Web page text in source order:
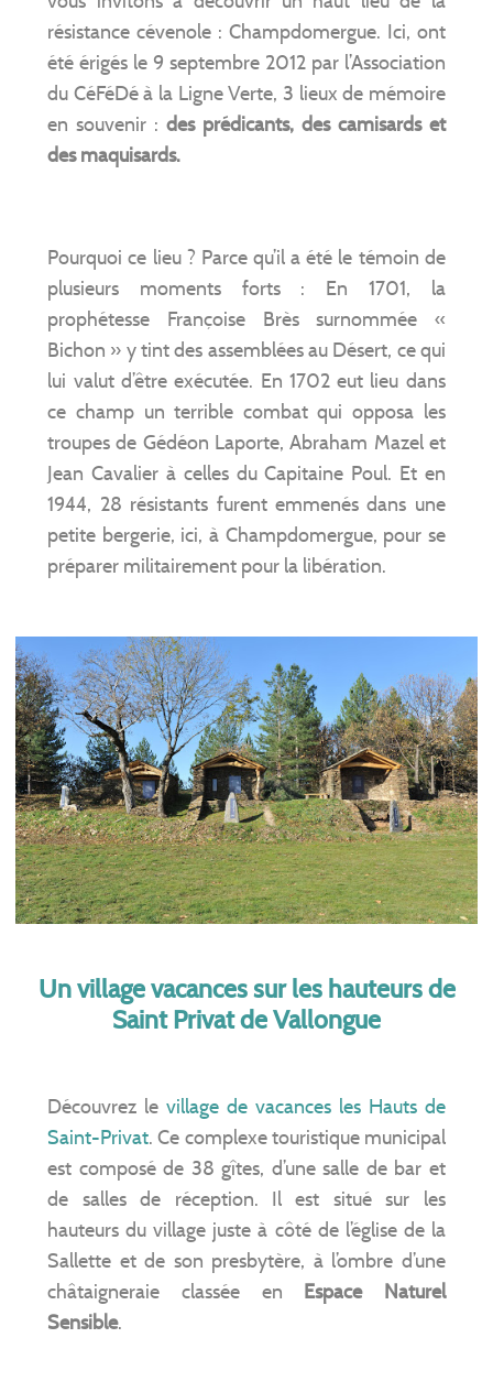
résistance cévenole : Champdomergue. Ici, ont
été érigés le 9 septembre 2012 par l’Association
du CéFéDé à la Ligne Verte, 3 lieux de mémoire
en souvenir :des prédicants, des camisards et
des maquisards.
Pourquoi ce lieu ? Parce qu’il a été le témoin de
plusieurs moments forts : En 1701, la
prophétesse Françoise Brès surnommée «
Bichon » y tint des assemblées au Désert, ce qui
lui valut d’être exécutée. En 1702 eut lieu dans
ce champ un terrible combat qui opposa les
troupes de Gédéon Laporte, Abraham Mazel et
Jean Cavalier à celles du Capitaine Poul. Et en
1944, 28 résistants furent emmenés dans une
petite bergerie, ici, à Champdomergue, pour se
préparer militairement pour la libération.
Un village vacances sur les hauteurs de
Saint Privat de Vallongue
Découvrez levillage de vacances les Hauts de
Saint-Privat. Ce complexe touristique municipal
est composé de 38 gîtes, d’une salle de bar et
de salles de réception. Il est situé sur les
hauteurs du village juste à côté de l’église de la
Sallette et de son presbytère, à l’ombre d’une
châtaigneraie classée en Espace Naturel
Sensible.